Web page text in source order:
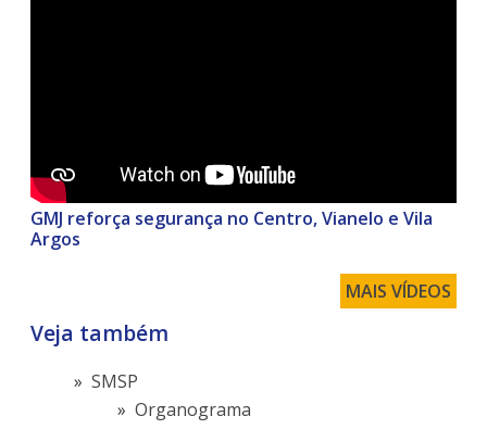
GMJ reforça segurança no Centro, Vianelo e Vila
Argos
MAIS VÍDEOS
Veja também
SMSP
Organograma